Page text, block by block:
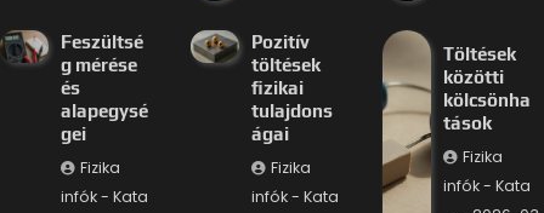
Feszültsé
g mérése
és
alapegysé
gei
Fizika
infók - Kata
Pozitív
töltések
fizikai
tulajdons
ágai
Fizika
infók - Kata
Töltések
közötti
kölcsönha
tások
Fizika
infók - Kata